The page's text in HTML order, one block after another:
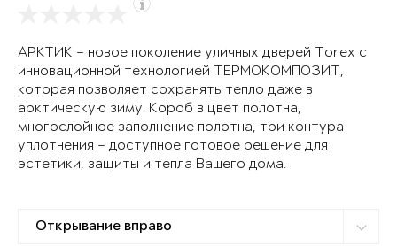
АРКТИК – новое поколение уличных дверей Torex с
инновационной технологией ТЕРМОКОМПОЗИТ,
которая позволяет сохранять тепло даже в
арктическую зиму. Короб в цвет полотна,
многослойное заполнение полотна, три контура
уплотнения – доступное готовое решение для
эстетики, защиты и тепла Вашего дома.